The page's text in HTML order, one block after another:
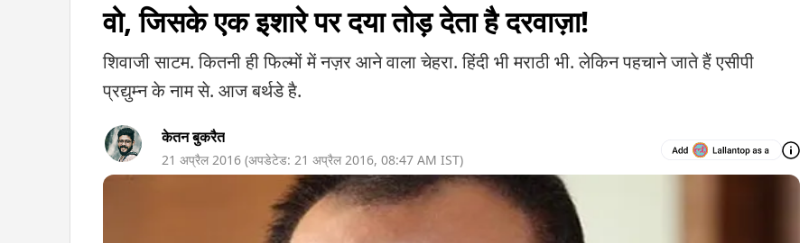
वो, जिसके एक इशारे पर दया तोड़ देता है दरवाज़ा!
शिवाजी साटम. कितनी ही फिल्मों में नज़र आने वाला चेहरा. हिंदी भी मराठी भी. लेकिन पहचाने जाते हैं एसीपी
प्रद्युम्न के नाम से. आज बर्थडे है.
केतन बुकरैत
21 अप्रैल 2016 (अपडेटेड: 21 अप्रैल 2016, 08:47 AM IST)